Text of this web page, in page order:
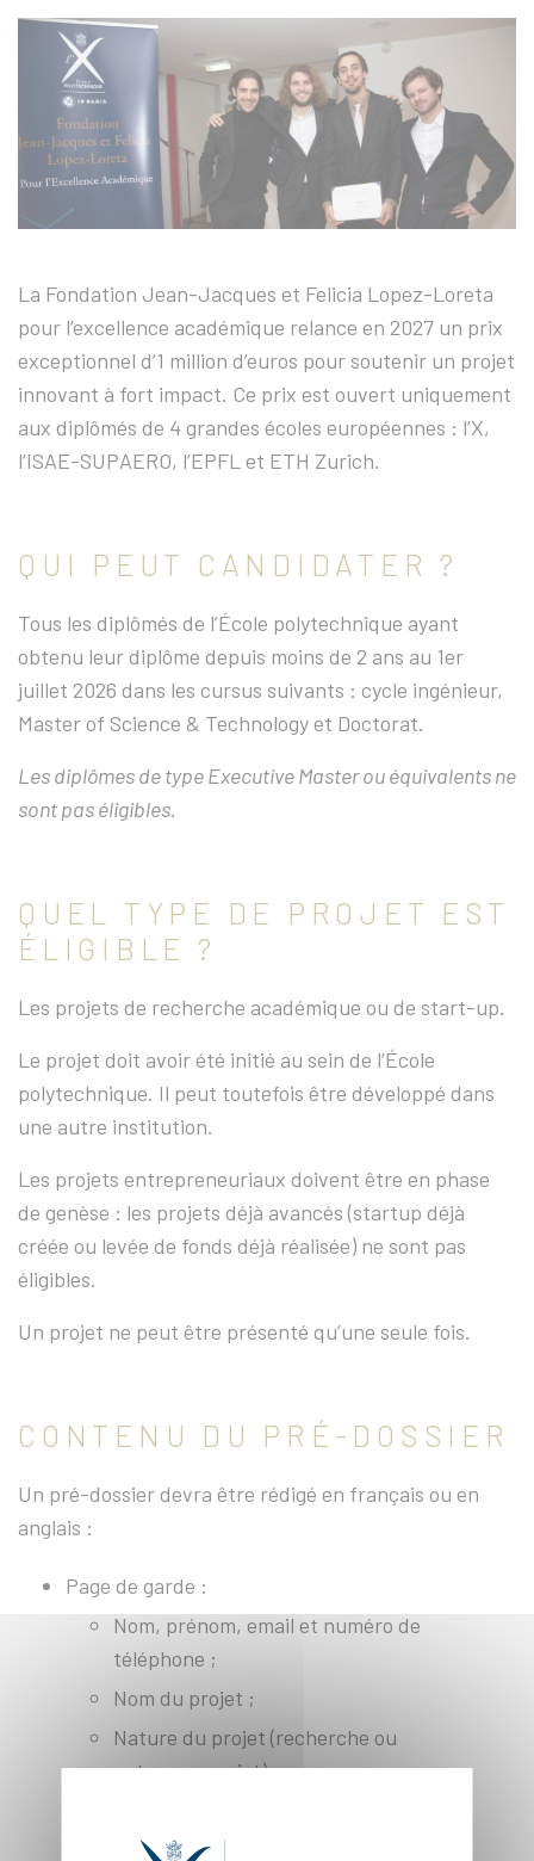
La Fondation Jean-Jacques et Felicia Lopez-Loreta
pour l’excellence académique relance en 2027 un prix
exceptionnel d’1 million d’euros pour soutenir un projet
innovant à fort impact. Ce prix est ouvert uniquement
aux diplômés de 4 grandes écoles européennes : l’X,
l’ISAE-SUPAERO, l’EPFL et ETH Zurich.
QUI PEUT CANDIDATER ?
Tous les diplômés de l’École polytechnique ayant
obtenu leur diplôme depuis moins de 2 ans au 1er
juillet 2026 dans les cursus suivants : cycle ingénieur,
Master of Science & Technology et Doctorat.
Les diplômes de type Executive Master ou équivalents ne
sont pas éligibles.
QUEL TYPE DE PROJET EST
ÉLIGIBLE ?
Les projets de recherche académique ou de start-up.
Le projet doit avoir été initié au sein de l’École
polytechnique. Il peut toutefois être développé dans
une autre institution.
Les projets entrepreneuriaux doivent être en phase
de genèse : les projets déjà avancés (startup déjà
créée ou levée de fonds déjà réalisée) ne sont pas
éligibles.
Un projet ne peut être présenté qu’une seule fois.
CONTENU DU PRÉ-DOSSIER
Un pré-dossier devra être rédigé en français ou en
anglais :
Page de garde :
Nom, prénom, email et numéro de
téléphone ;
Nom du projet ;
Nature du projet (recherche ou
entrepreneuriat) ;
Nom de l’institution d’accueil ;